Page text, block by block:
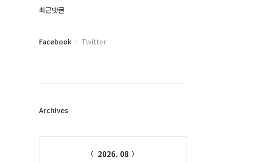
과
글
최근댓글
페
플
Facebook Twitter
Archives
2026. 08